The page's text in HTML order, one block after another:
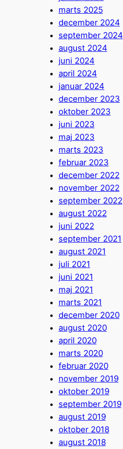
marts 2025
december 2024
september 2024
august 2024
juni 2024
april 2024
januar 2024
december 2023
oktober 2023
juni 2023
maj 2023
marts 2023
februar 2023
december 2022
november 2022
september 2022
august 2022
juni 2022
september 2021
august 2021
juli 2021
juni 2021
maj 2021
marts 2021
december 2020
august 2020
april 2020
marts 2020
februar 2020
november 2019
oktober 2019
september 2019
august 2019
oktober 2018
august 2018